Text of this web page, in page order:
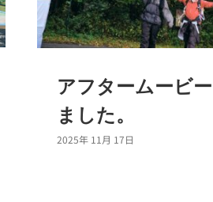
アフタームービ
ました。
2025年 11月 17日